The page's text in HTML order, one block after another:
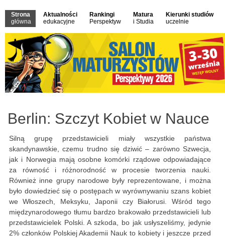
Strona
główna
Aktualności
edukacyjne
Rankingi
Perspektyw
Matura
i Studia
Kierunki studiów
uczelnie
Berlin: Szczyt Kobiet w Nauce
Silną grupę przedstawicieli miały wszystkie państwa
skandynawskie, czemu trudno się dziwić – zarówno Szwecja,
jak i Norwegia mają osobne komórki rządowe odpowiadające
za równość i różnorodność w procesie tworzenia nauki.
Również inne grupy narodowe były reprezentowane, i można
było dowiedzieć się o postępach w wyrównywaniu szans kobiet
we Włoszech, Meksyku, Japonii czy Białorusi. Wśród tego
międzynarodowego tłumu bardzo brakowało przedstawicieli lub
przedstawicielek Polski. A szkoda, bo jak usłyszeliśmy, jedynie
2% członków Polskiej Akademii Nauk to kobiety i jeszcze przed